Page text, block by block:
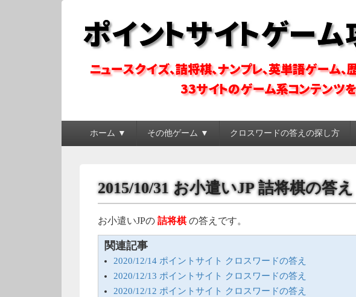
ポイントサイトゲーム攻略
ホーム ▼ その他ゲーム ▼ クロスワードの答えの探し方
2015/10/31 お小遣いJP 詰将棋の答え
お小遣いJPの 詰将棋 の答えです。
関連記事
2020/12/14 ポイントサイト クロスワードの答え
2020/12/13 ポイントサイト クロスワードの答え
2020/12/12 ポイントサイト クロスワードの答え